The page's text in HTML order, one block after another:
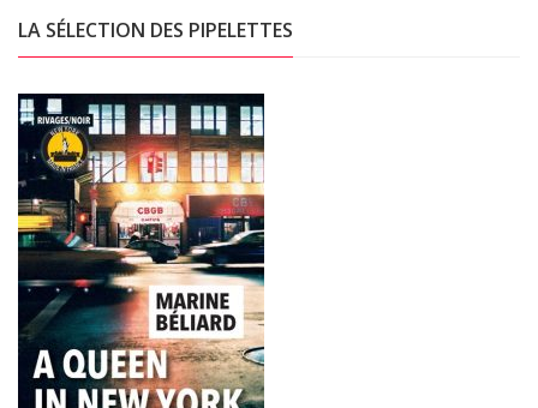
LA SÉLECTION DES PIPELETTES